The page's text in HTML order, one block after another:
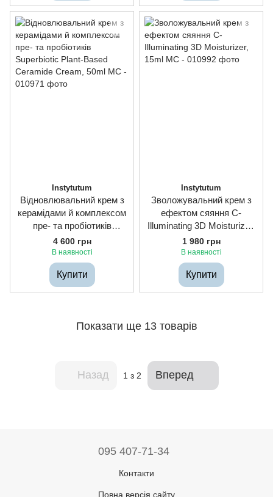
Instytutum
Відновлювальний крем з
керамідами й комплексом
пре- та пробіотиків
Superbiotic Plant-Based
Ceramide Cream, 50ml
4 600 грн
В наявності
Купити
Instytutum
Зволожувальний крем з
ефектом сяяння C-
Illuminating 3D Moisturizer,
15ml
1 980 грн
В наявності
Купити
Показати ще 13 товарів
Назад 1 з 2 Вперед
095 407-71-34
Контакти
Повна версія сайту